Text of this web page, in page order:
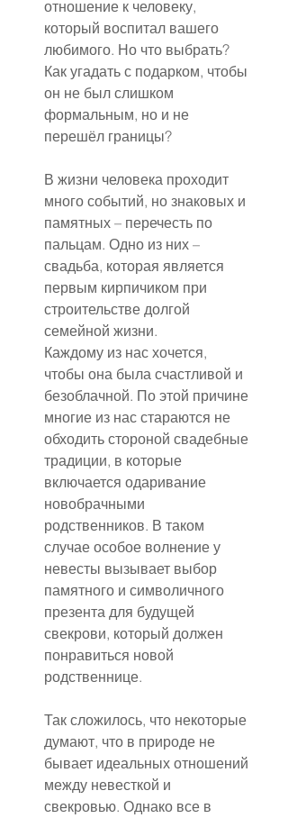
отношение к человеку,
который воспитал вашего
любимого. Но что выбрать?
Как угадать с подарком, чтобы
он не был слишком
формальным, но и не
перешёл границы?
В жизни человека проходит
много событий, но знаковых и
памятных – перечесть по
пальцам. Одно из них –
свадьба, которая является
первым кирпичиком при
строительстве долгой
семейной жизни.
Каждому из нас хочется,
чтобы она была счастливой и
безоблачной. По этой причине
многие из нас стараются не
обходить стороной свадебные
традиции, в которые
включается одаривание
новобрачными
родственников. В таком
случае особое волнение у
невесты вызывает выбор
памятного и символичного
презента для будущей
свекрови, который должен
понравиться новой
родственнице.
Так сложилось, что некоторые
думают, что в природе не
бывает идеальных отношений
между невесткой и
свекровью. Однако все в